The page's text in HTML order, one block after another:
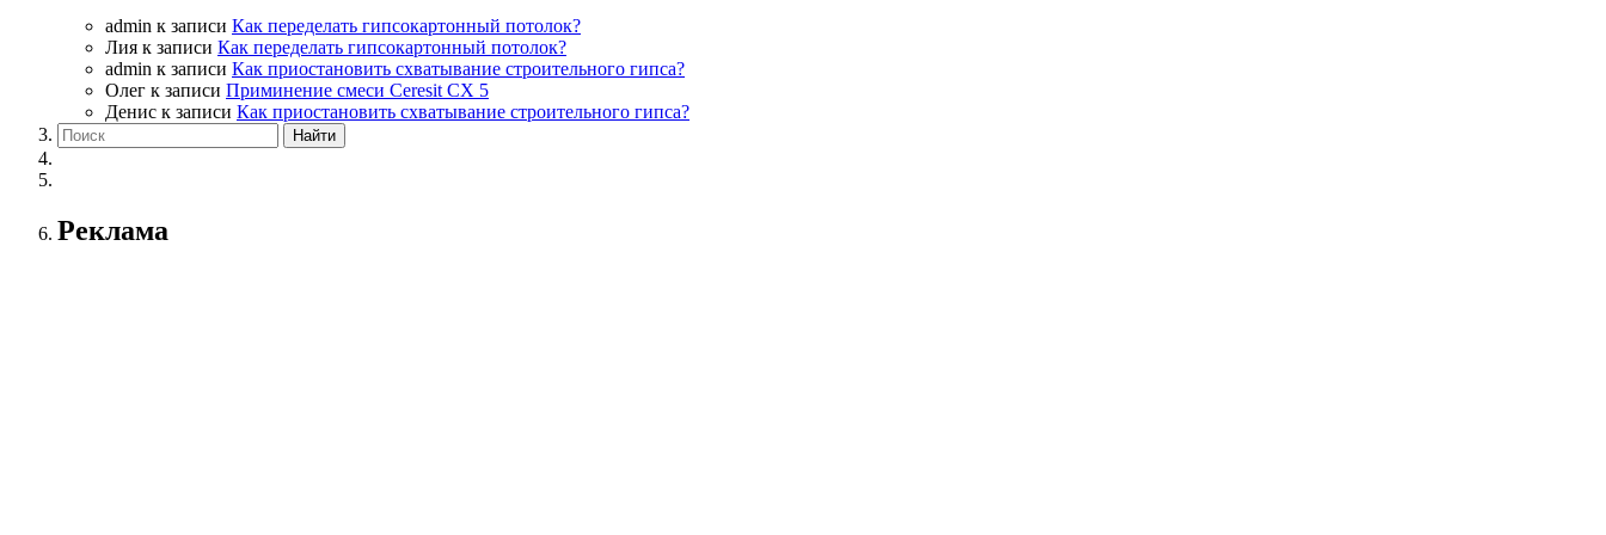
admin к записи Как переделать гипсокартонный потолок?
Лия к записи Как переделать гипсокартонный потолок?
admin к записи Как приостановить схватывание строительного гипса?
Олег к записи Приминение смеси Ceresit СХ 5
Денис к записи Как приостановить схватывание строительного гипса?
Реклама